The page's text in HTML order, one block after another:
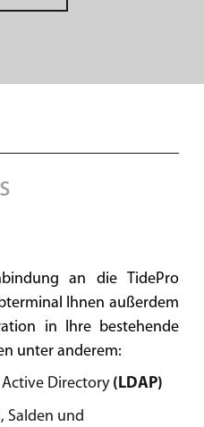
an die TidePro
Ihnen außerdem
in Ihre bestehende
unter anderem:
Directory (LDAP)
Salden und